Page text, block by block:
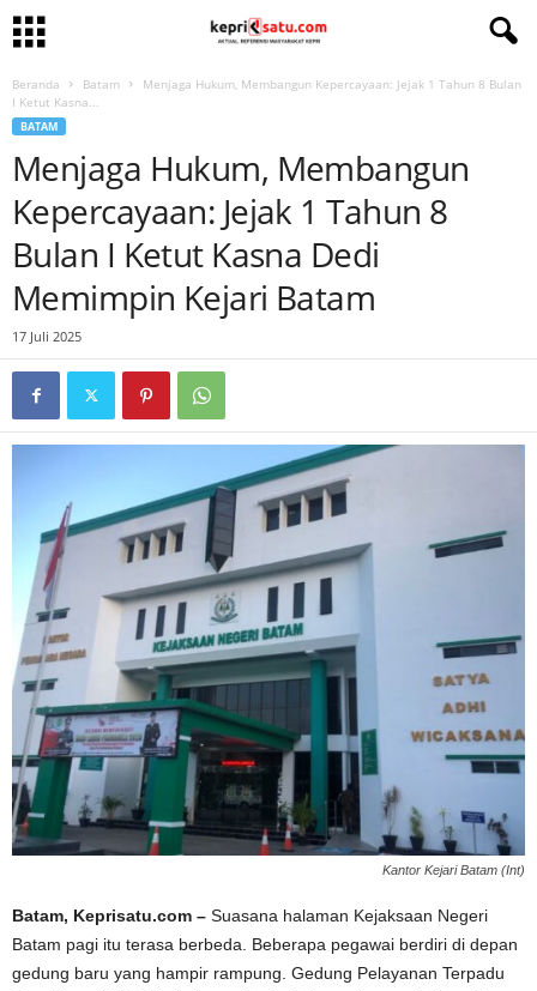
Beranda Batam
Menjaga Hukum, Membangun Kepercayaan: Jejak 1 Tahun 8 Bulan
I Ketut Kasna...
BATAM
Menjaga Hukum, Membangun
Kepercayaan: Jejak 1 Tahun 8
Bulan I Ketut Kasna Dedi
Memimpin Kejari Batam
17 Juli 2025
Kantor Kejari Batam (Int)
Batam, Keprisatu.com – Suasana halaman Kejaksaan Negeri
Batam pagi itu terasa berbeda. Beberapa pegawai berdiri di depan
gedung baru yang hampir rampung. Gedung Pelayanan Terpadu